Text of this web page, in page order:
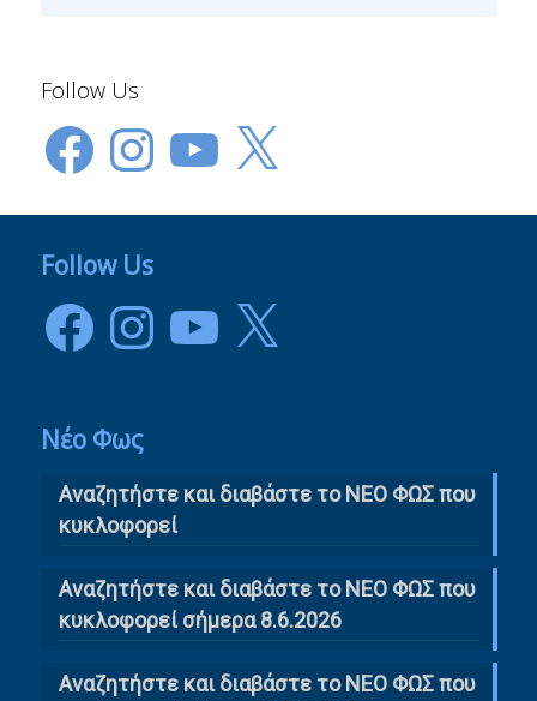
Follow Us
FacebookInstagramYouTube
X
Follow Us
FacebookInstagramYouTube
X
Νέο Φως
Αναζητήστε και διαβάστε το NΕΟ ΦΩΣ που
κυκλοφορεί
Αναζητήστε και διαβάστε το ΝΕΟ ΦΩΣ που
κυκλοφορεί σήμερα 8.6.2026
Αναζητήστε και διαβάστε το ΝΕΟ ΦΩΣ που